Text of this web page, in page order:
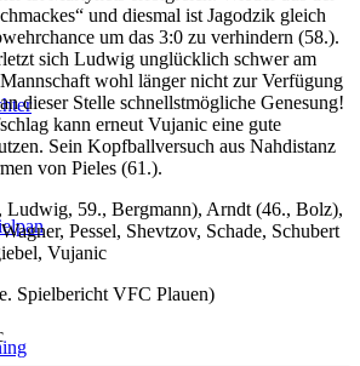
und diesmal ist Jagodzik gleich
um das 3:0 zu verhindern (58.).
sich Ludwig unglücklich schwer am
wohl länger nicht zur Verfügung
dieser Stelle schnellstmögliche Genesung!
kann erneut Vujanic eine gute
Sein Kopfballversuch aus Nahdistanz
von Pieles (61.).
Ludwig, 59., Bergmann), Arndt (46., Bolz),
Pessel, Shevtzov, Schade, Schubert
Vujanic
Spielbericht VFC Plauen)